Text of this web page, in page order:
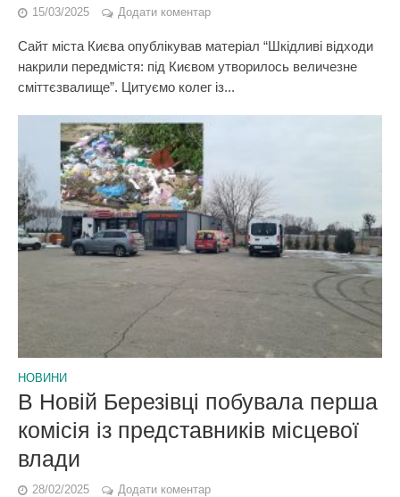
15/03/2025 Додати коментар
Сайт міста Києва опублікував матеріал “Шкідливі відходи
накрили передмістя: під Києвом утворилось величезне
сміттєзвалище”. Цитуємо колег із...
НОВИНИ
В Новій Березівці побувала перша
комісія із представників місцевої
влади
28/02/2025 Додати коментар